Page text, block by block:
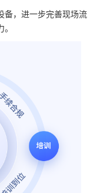
备，进一步完善现场流